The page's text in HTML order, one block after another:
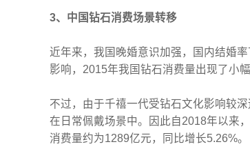
3、中国钻石消费场景转移
近年来，我国晚婚意识加强，国内结婚
影响，2015年我国钻石消费量出现了小幅
不过，由于千禧一代受钻石文化影响较
在日常佩戴场景中。因此自2018年以来
消费量约为1289亿元，同比增长5.26%。